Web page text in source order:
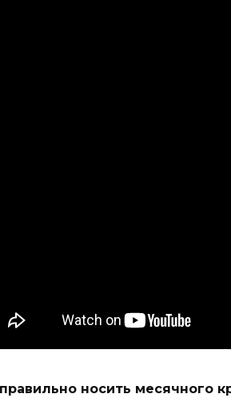
носить месячного